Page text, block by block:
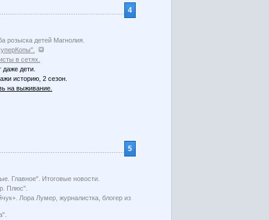
4
розыска детей Магнолия.
в сетях.
даже дети.
историю, 2 сезон.
на выживание.
5
Главное". Итоговые новости.
Плюс".
Лора Лумер, журналистка, блогер из